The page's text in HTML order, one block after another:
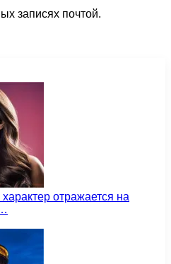
записях почтой.
характер отражается на